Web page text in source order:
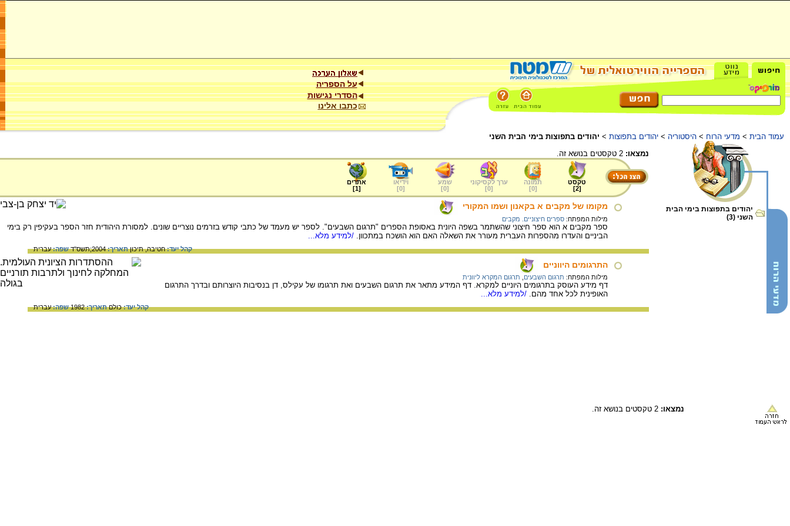
על הספריה
הסדרי נגישות
כתבו אלינו
עמוד הבית > מדעי הרוח > היסטוריה > יהודים בתפוצות > יהודים בתפוצות בימי הבית השני
יהודים בתפוצות בימי הבית
השני (3)
נמצאו:
טקסט
[
2
]
תמונה
[
0
]
ערך לקסיקוני
[
0
]
שמע
[
0
]
וידיאו
[
0
]
אתרים
[
1
]
מקומו של מקבים א בקאנון ושמו המקורי
מילות המפתח: ספרים חיצוניים. מקבים
ספר מקבים א הוא ספר חיצוני שהשתמר בשפה היונית באסופת הספרים "תרגום השבעים". לספר יש מעמד של כתבי קודש בזרמים נוצריים שונים. למסורת היהודית חזר הספר בעקיפין רק בימי
הביניים והעדרו מהספרות העברית מעורר את השאלה האם הוא הושכח במתכוון. /למידע מלא...
קהל יעד:חטיבה,תיכוןתאריך:2004;תשס"ד שפה:עברית
התרגומים היווניים
מילות המפתח: תרגום השבעים תרגום המקרא ליוונית
דף מידע העוסק בתרגומים היוניים למקרא. דף המידע מתאר את תרגום השבעים ואת תרגומו של עקילס, דן בנסיבות היוצרותם ובדרך התרגום
האופינית לכל אחד מהם. /למידע מלא...
קהל יעד:כולםתאריך:1982 שפה:עברית
נמצאו: